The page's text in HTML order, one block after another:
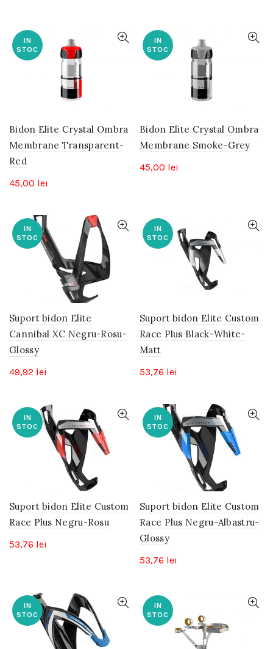
până
IN
STOC
Bidon Elite Crystal Ombra
Membrane Transparent-
Red
45,00 lei
IN
STOC
Bidon Elite Crystal Ombra
Membrane Smoke-Grey
45,00 lei
IN
STOC
Suport bidon Elite
Cannibal XC Negru-Rosu-
Glossy
49,92 lei
IN
STOC
Suport bidon Elite Custom
Race Plus Black-White-
Matt
53,76 lei
IN
STOC
Suport bidon Elite Custom
Race Plus Negru-Rosu
53,76 lei
IN
STOC
Suport bidon Elite Custom
Race Plus Negru-Albastru-
Glossy
53,76 lei
IN
STOC
IN
STOC